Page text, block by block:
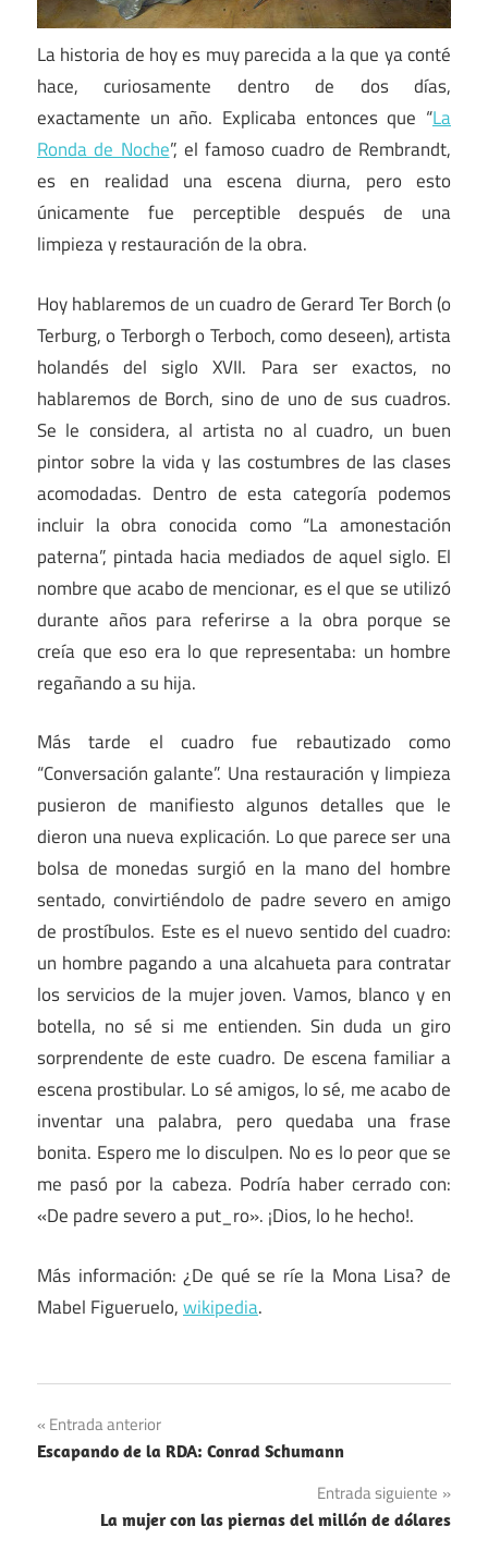
La historia de hoy es muy parecida a la que ya conté
hace, curiosamente dentro de dos días,
exactamente un año. Explicaba entonces que “La
Ronda de Noche”, el famoso cuadro de Rembrandt,
es en realidad una escena diurna, pero esto
únicamente fue perceptible después de una
limpieza y restauración de la obra.
Hoy hablaremos de un cuadro de Gerard Ter Borch (o
Terburg, o Terborgh o Terboch, como deseen), artista
holandés del siglo XVII. Para ser exactos, no
hablaremos de Borch, sino de uno de sus cuadros.
Se le considera, al artista no al cuadro, un buen
pintor sobre la vida y las costumbres de las clases
acomodadas. Dentro de esta categoría podemos
incluir la obra conocida como “La amonestación
paterna”, pintada hacia mediados de aquel siglo. El
nombre que acabo de mencionar, es el que se utilizó
durante años para referirse a la obra porque se
creía que eso era lo que representaba: un hombre
regañando a su hija.
Más tarde el cuadro fue rebautizado como
“Conversación galante”. Una restauración y limpieza
pusieron de manifiesto algunos detalles que le
dieron una nueva explicación. Lo que parece ser una
bolsa de monedas surgió en la mano del hombre
sentado, convirtiéndolo de padre severo en amigo
de prostíbulos. Este es el nuevo sentido del cuadro:
un hombre pagando a una alcahueta para contratar
los servicios de la mujer joven. Vamos, blanco y en
botella, no sé si me entienden. Sin duda un giro
sorprendente de este cuadro. De escena familiar a
escena prostibular. Lo sé amigos, lo sé, me acabo de
inventar una palabra, pero quedaba una frase
bonita. Espero me lo disculpen. No es lo peor que se
me pasó por la cabeza. Podría haber cerrado con:
«De padre severo a put_ro». ¡Dios, lo he hecho!.
Más información: ¿De qué se ríe la Mona Lisa? de
Mabel Figueruelo,wikipedia.
Navegación
de
entradas
Entrada anterior
Escapando de la RDA: Conrad Schumann
Entrada siguiente
La mujer con las piernas del millón de dólares